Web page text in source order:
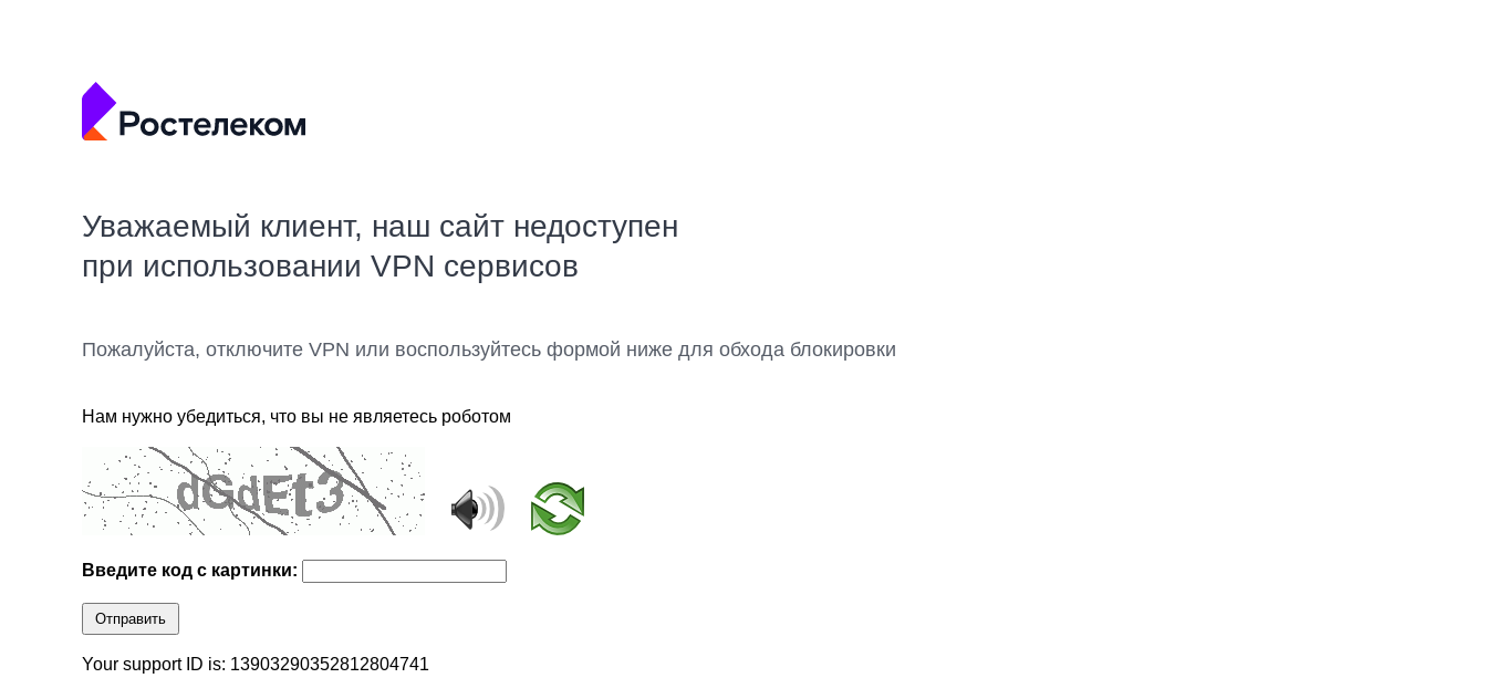
Уважаемый клиент, наш сайт недоступен
при использовании VPN сервисов
Пожалуйста, отключите VPN или воспользуйтесь формой ниже для обхода блокировки
Нам нужно убедиться, что вы не являетесь роботом
Введите код с картинки:
Отправить
Your support ID is: 13903290352812804741